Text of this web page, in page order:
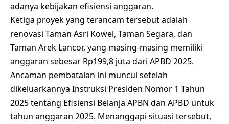
adanya kebijakan efisiensi anggaran.
Ketiga proyek yang terancam tersebut adalah
renovasi Taman Asri Kowel, Taman Segara, dan
Taman Arek Lancor, yang masing-masing memiliki
anggaran sebesar Rp199,8 juta dari APBD 2025.
Ancaman pembatalan ini muncul setelah
dikeluarkannya Instruksi Presiden Nomor 1 Tahun
2025 tentang Efisiensi Belanja APBN dan APBD untuk
tahun anggaran 2025. Menanggapi situasi tersebut,